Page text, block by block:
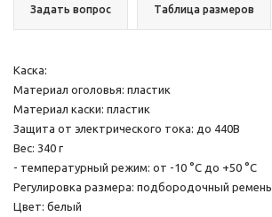
Задать вопрос Таблица размеров
Каска:
Материал оголовья: пластик
Материал каски: пластик
Защита от электрического тока: до 440В
Вес: 340 г
- температурный режим: от -10 °С до +50 °С
Регулировка размера: подбородочный ремень
Цвет: белый